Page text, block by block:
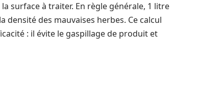
surface à traiter. En règle générale, 1 litre
des mauvaises herbes. Ce calcul
: il évite le gaspillage de produit et